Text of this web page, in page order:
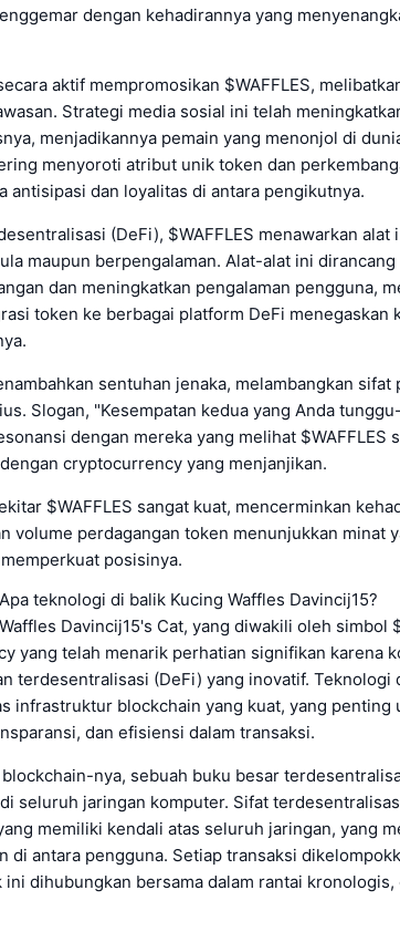
dengan kehadirannya yang
aktif mempromosikan $WAFFLES,
Strategi media sosial ini telah
menjadikannya pemain yang menonjol di
menyoroti atribut unik token dan
antisipasi dan loyalitas di antara pengikutnya.
(DeFi), $WAFFLES menawarkan alat
maupun berpengalaman. Alat-alat ini
dan meningkatkan pengalaman pengguna,
token ke berbagai platform DeFi menegaskan
sentuhan jenaka, melambangkan sifat
Slogan, "Kesempatan kedua yang Anda
dengan mereka yang melihat $WAFFLES
cryptocurrency yang menjanjikan.
$WAFFLES sangat kuat, mencerminkan
volume perdagangan token menunjukkan minat
posisinya.
teknologi di balik Kucing Waffles Davincij15?
Davincij15's Cat, yang diwakili oleh simbol
yang telah menarik perhatian signifikan karena
terdesentralisasi (DeFi) yang inovatif. Teknologi
infrastruktur blockchain yang kuat, yang penting
dan efisiensi dalam transaksi.
nya, sebuah buku besar
seluruh jaringan komputer. Sifat
memiliki kendali atas seluruh jaringan, yang
di antara pengguna. Setiap transaksi
dihubungkan bersama dalam rantai kronologis,